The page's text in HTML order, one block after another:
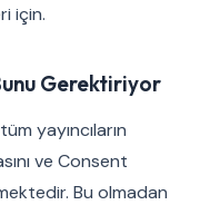
için.
Gerektiriyor
yayıncıların
ve Consent
Bu olmadan